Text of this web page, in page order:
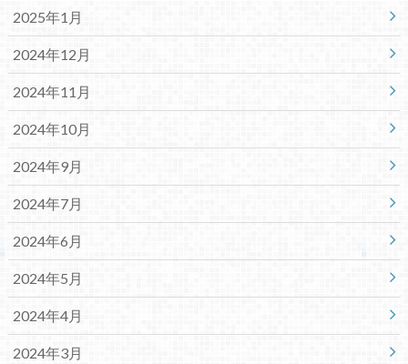
2025年1月
2024年12月
2024年11月
2024年10月
2024年9月
2024年7月
2024年6月
2024年5月
2024年4月
2024年3月